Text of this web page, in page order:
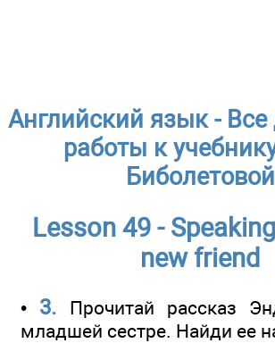
Английский язык -
работы к
Биболетовой
Lesson 49 -
new friend
• 3. Прочитай рассказ
младшей сестре. Найди ее